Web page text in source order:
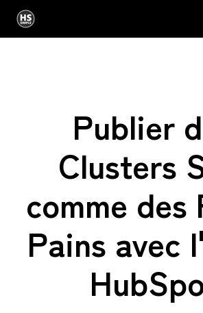
Publier
Clusters
comme
Pains avec